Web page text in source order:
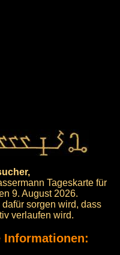
Tageskarte für
9. August 2026.
sorgen wird, dass
verlaufen wird.